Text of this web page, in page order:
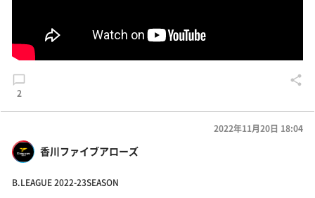
2
香川ファイブアローズ
2022年11月20日 18:04
B.LEAGUE 2022-23SEASON